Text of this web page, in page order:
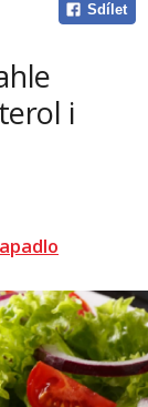
Sdílet
i